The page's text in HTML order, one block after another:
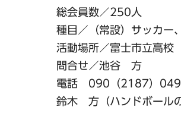
総会員数／250人
種目／（常設）サッカー
活動場所／富士市立高校
問合せ／池谷 方
電話 090（2187）
鈴木 方（ハンドボール